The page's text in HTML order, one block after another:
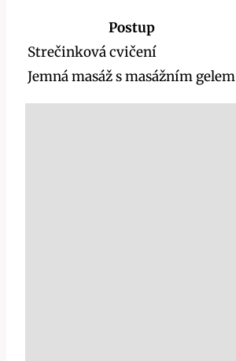
Postup
Strečinková ​cvičení
Jemná masáž s masážním gelem